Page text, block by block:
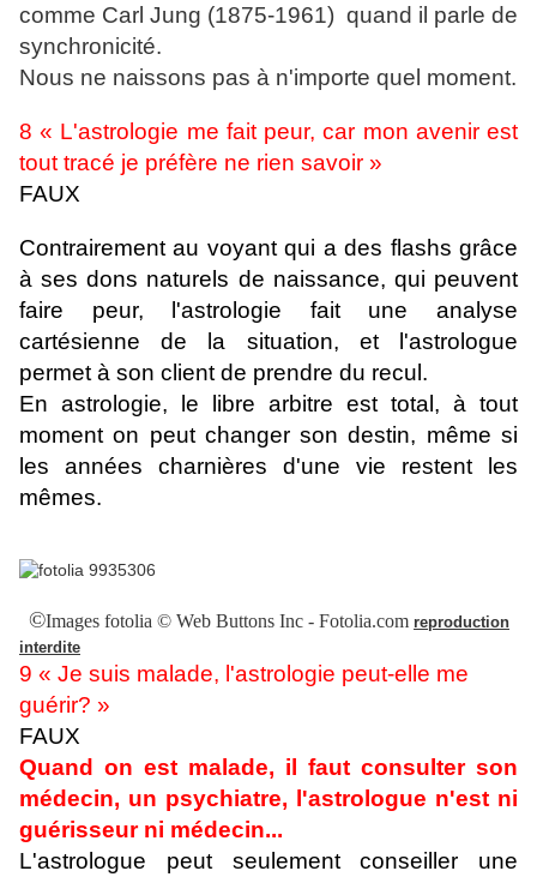
comme Carl Jung (1875-1961) quand il parle de
synchronicité.
Nous ne naissons pas à n'importe quel moment.
8 « L'astrologie me fait peur, car mon avenir est
tout tracé je préfère ne rien savoir »
FAUX
Contrairement au voyant qui a des flashs grâce
à ses dons naturels de naissance, qui peuvent
faire peur, l'astrologie fait une analyse
cartésienne de la situation, et l'astrologue
permet à son client de prendre du recul.
En astrologie, le libre arbitre est total, à tout
moment on peut changer son destin, même si
les années charnières d'une vie restent les
mêmes.
©Images fotolia © Web Buttons Inc - Fotolia.com reproduction
interdite
9 « Je suis malade, l'astrologie peut-elle me
guérir? »
FAUX
Quand on est malade, il faut consulter son
médecin, un psychiatre, l'astrologue n'est ni
guérisseur ni médecin...
L'astrologue peut seulement conseiller une